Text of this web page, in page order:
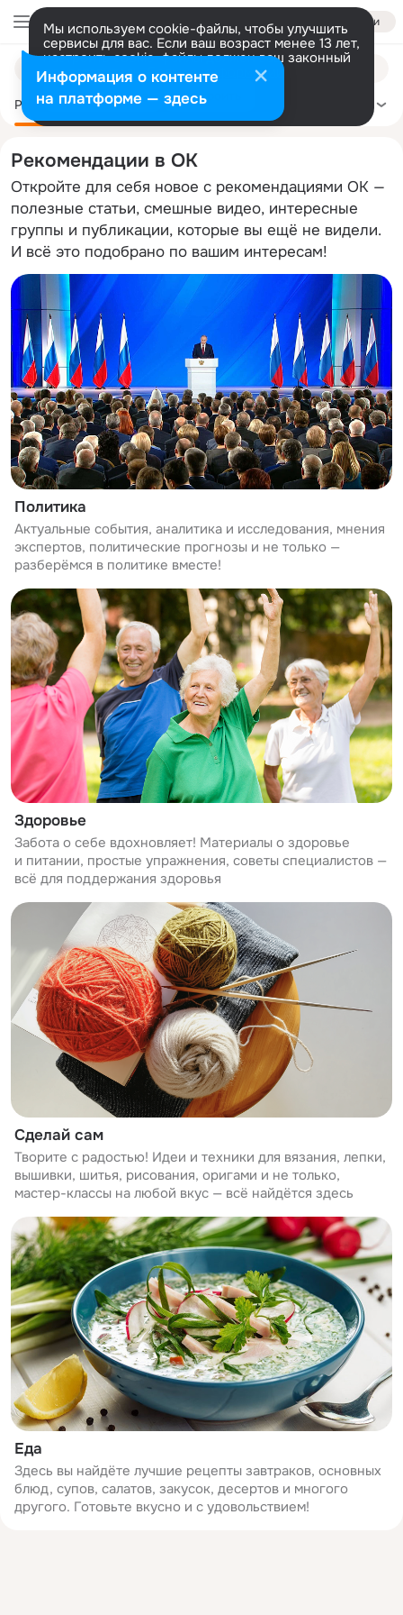
Войти
Мы используем cookie-файлы, чтобы улучшить
сервисы для вас. Если ваш возраст менее 13 лет,
настроить cookie-файлы должен ваш законный
представитель. Больше информации
Разрешить все Настроить
темам
Рекомендации Политика Здоровье Сделай сам
Рекомендации в ОК
Откройте для себя новое с рекомендациями ОК —
полезные статьи, смешные видео, интересные
группы и публикации, которые вы ещё не видели.
И всё это подобрано по вашим интересам!
Политика
Актуальные события, аналитика и исследования, мнения
экспертов, политические прогнозы и не только —
разберёмся в политике вместе!
Здоровье
Забота о себе вдохновляет! Материалы о здоровье
и питании, простые упражнения, советы специалистов —
всё для поддержания здоровья
Сделай сам
Творите с радостью! Идеи и техники для вязания, лепки,
вышивки, шитья, рисования, оригами и не только,
мастер-классы на любой вкус — всё найдётся здесь
Еда
Здесь вы найдёте лучшие рецепты завтраков, основных
блюд, супов, салатов, закусок, десертов и многого
другого. Готовьте вкусно и с удовольствием!
Информация о контенте
на платформе — здесь